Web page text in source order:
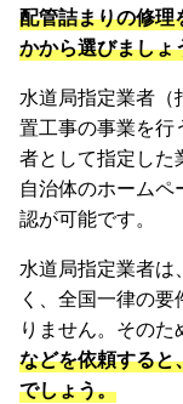
配管詰まりの修理
かから選びましょ
水道局指定業者（
置工事の事業を行
者として指定した
自治体のホーム
認が可能です。
水道局指定業者は
く、全国一律の
りません。そのた
などを依頼すると
でしょう。